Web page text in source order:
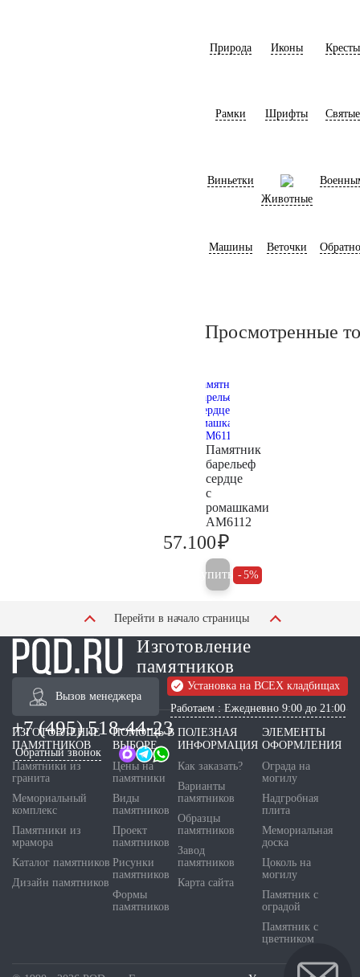
Природа Иконы Кресты
Рамки Шрифты Святые
Виньетки
Животные
Машины Веточки
Просмотренные
Памятник
барельеф
сердце
с
ромашками
AM6112
57.100₽
Купить 5%
Перейти в начало страницы
Изготовление
памятников
Вызов менеджера
Установка на ВСЕХ кладбищах
Работаем : Ежедневно 9:00 до 21:00
+7 (495) 518-44-23
Обратный звонок
ИЗГОТОВЛЕНИЕ
ПАМЯТНИКОВ
Памятники из
гранита
Мемориальный
комплекс
Памятники из
мрамора
Каталог памятников
Дизайн памятников
ПОМОЩЬ В
ВЫБОРЕ
Цены на
памятники
Виды
памятников
Проект
памятников
Рисунки
памятников
Формы
памятников
ПОЛЕЗНАЯ
ИНФОРМАЦИЯ
Как заказать?
Варианты
памятников
Образцы
памятников
Завод
памятников
Карта сайта
ЭЛЕМЕНТЫ
ОФОРМЛЕНИЯ
Ограда на
могилу
Надгробная
плита
Мемориальная
доска
Цоколь на
могилу
Памятник с
оградой
Памятник с
цветником